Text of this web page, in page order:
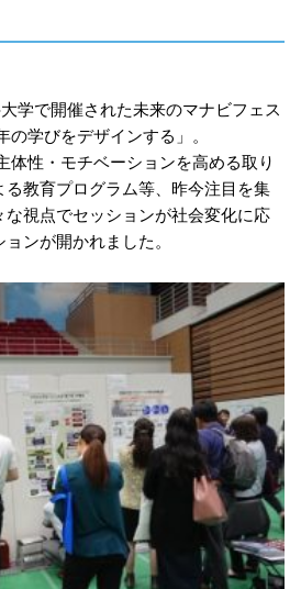
学で開催された未来のマナビフェス
の学びをデザインする」。
体性・モチベーションを高める取り
教育プログラム等、昨今注目を集
視点でセッションが社会変化に応
ンが開かれました。